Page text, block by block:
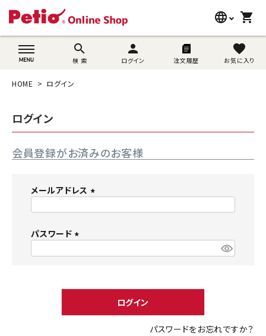
language
wovn-lang-name
shopping_cart
search
検 索
person
ログイン 注文履歴
favorite
お気に入り
search
うさぎ用品
ブランド別に探す
目的別に探す
SNS
ようこそ ゲスト 様
person 新規会員登録
HOME ログイン
ログイン
会員登録がお済みのお客様
メールアドレス
パスワード
)
ログイン
パスワードをお忘れですか？